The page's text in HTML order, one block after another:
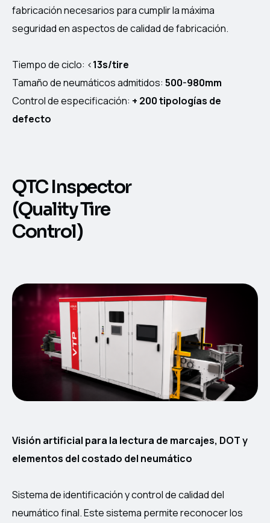
fabricación necesarios para cumplir la máxima
seguridad en aspectos de calidad de fabricación.
Tiempo de ciclo: <13s/tire
Tamaño de neumáticos admitidos: 500-980mm
Control de especificación: + 200 tipologías de
defecto
QTC Inspector
(Quality Tire
Control)
Visión artificial para la lectura de marcajes, DOT y
elementos del costado del neumático
Sistema de identificación y control de calidad del
neumático final. Este sistema permite reconocer los